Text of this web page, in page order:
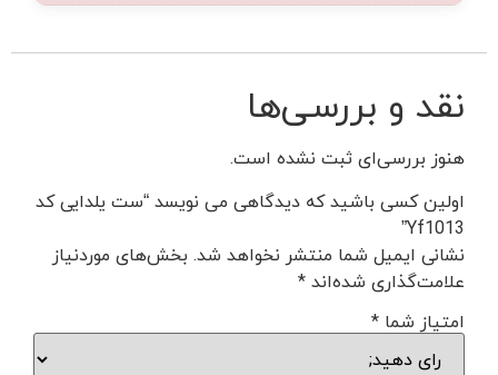
نقد و بررسی‌ها
هنوز بررسی‌ای ثبت نشده است.
اولین کسی باشید که دیدگاهی می نویسد “ست یلدایی کد
Yf1013”
نشانی ایمیل شما منتشر نخواهد شد. بخش‌های موردنیاز
علامت‌گذاری شده‌اند*
امتیاز شما *